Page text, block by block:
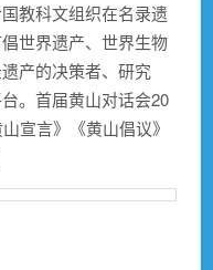
教科文组织在名录遗
世界遗产、世界生物
产的决策者、研究
。首届黄山对话会20
宣言》《黄山倡议》